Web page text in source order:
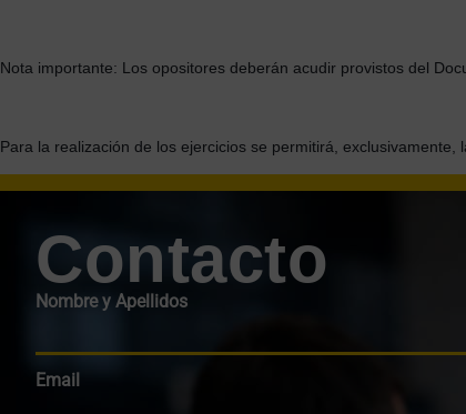
Nota importante: Los opositores deberán acudir provistos del
Para la realización de los ejercicios se permitirá,
Contacto
Nombre y Apellidos
Email